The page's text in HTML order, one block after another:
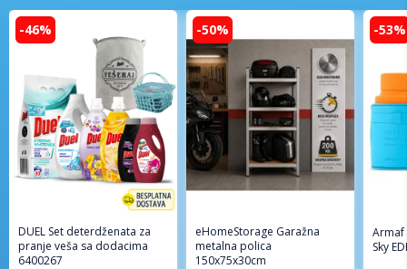
-46%
DUEL Set deterdženata za
pranje veša sa dodacima
6400267
-50%
eHomeStorage Garažna
metalna polica
150x75x30cm
-53%
Armaf
Sky